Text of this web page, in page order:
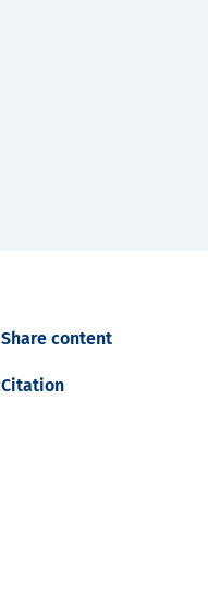
Share content
Citation